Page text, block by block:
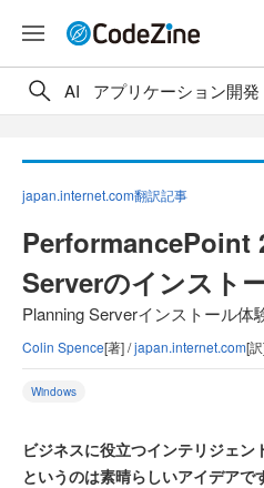
AI アプリケーション開発
japan.internet.com翻訳記事
PerformancePoint
Serverのインスト
Planning Serverインストール体
Colin Spence[著] /japan.internet.com[
Windows
ビジネスに役立つインテリジェ
というのは素晴らしいアイデアで